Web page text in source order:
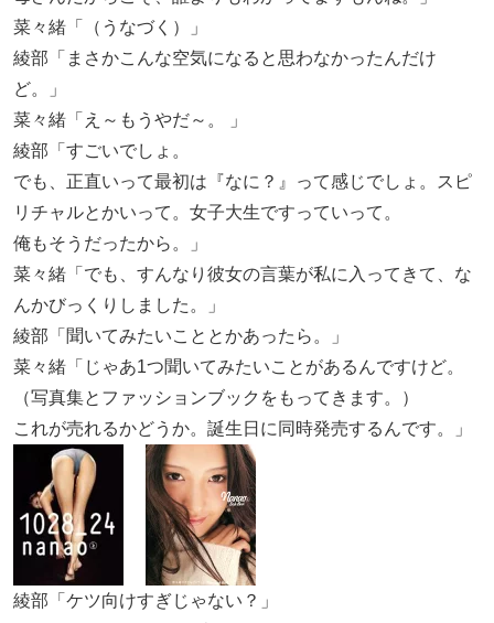
菜々緒「（うなづく）」
綾部「まさかこんな空気になると思わなかったんだけ
ど。」
菜々緒「え～もうやだ～。 」
綾部「すごいでしょ。
でも、正直いって最初は『なに？』って感じでしょ。スピ
リチャルとかいって。女子大生ですっていって。
俺もそうだったから。」
菜々緒「でも、すんなり彼女の言葉が私に入ってきて、な
んかびっくりしました。」
綾部「聞いてみたいこととかあったら。」
菜々緒「じゃあ1つ聞いてみたいことがあるんですけど。
（写真集とファッションブックをもってきます。）
これが売れるかどうか。誕生日に同時発売するんです。」
綾部「ケツ向けすぎじゃない？」